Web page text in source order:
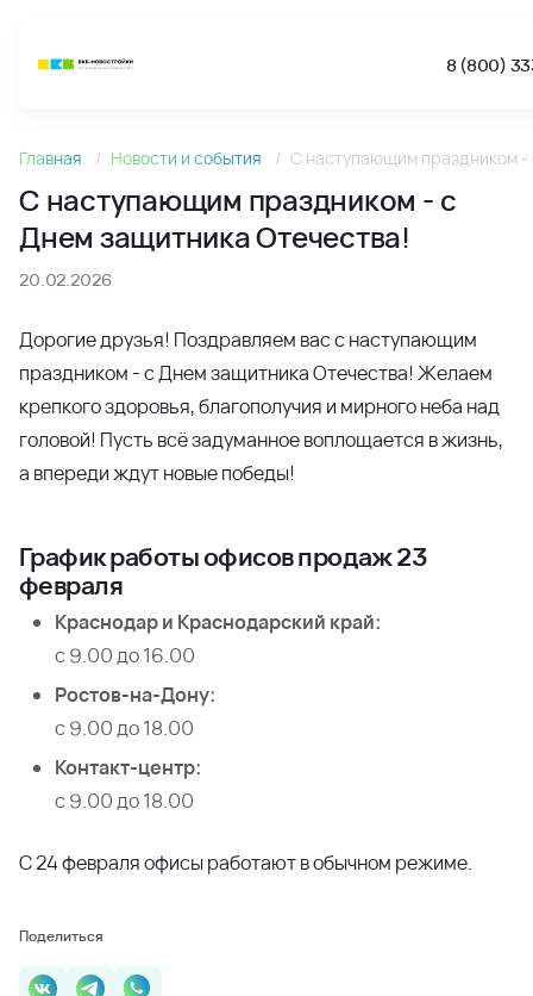
8 (800)
Новости
Главная Новости и события С наступающим праздником -
С наступающим праздником - с
Днем защитника Отечества!
20.02.2026
Дорогие друзья! Поздравляем вас с наступающим
праздником - с Днем защитника Отечества! Желаем
крепкого здоровья, благополучия и мирного неба над
головой! Пусть всё задуманное воплощается в жизнь,
а впереди ждут новые победы!
График работы офисов продаж 23
февраля
Краснодар и Краснодарский край:
с 9.00 до 16.00
Ростов-на-Дону:
с 9.00 до 18.00
Контакт-центр:
с 9.00 до 18.00
С 24 февраля офисы работают в обычном режиме.
Поделиться